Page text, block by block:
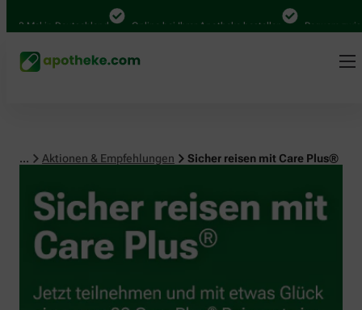
in Deutschland Online bei Ihrer Apotheke bestellen Bequem
... Aktionen & Empfehlungen Sicher reisen mit Care Plus®